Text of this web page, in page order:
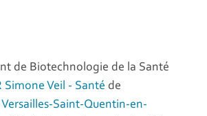
de Biotechnologie de la Santé
Simone Veil - Santé de
Saint-Quentin-en-